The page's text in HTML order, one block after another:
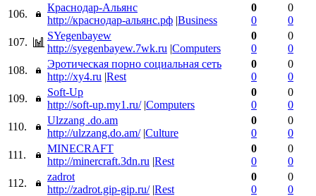
106.
Краснодар-Альянс
http://краснодар-альянс.рф |Business
0
0
0
0
107.
SYegenbayew
http://syegenbayew.7wk.ru |Computers
0
0
0
0
108.
Эротическая порно социальная сеть
http://xy4.ru |Rest
0
0
0
0
109.
Soft-Up
http://soft-up.my1.ru/ |Computers
0
0
0
0
110.
Ulzzang .do.am
http://ulzzang.do.am/ |Culture
0
0
0
0
111.
MINECRAFT
http://minercraft.3dn.ru |Rest
0
0
0
0
112.
zadrot
http://zadrot.gip-gip.ru/ |Rest
0
0
0
0